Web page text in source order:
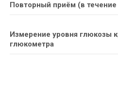
Повторный приём (в
Измерение уровня глюкозы
глюкометра